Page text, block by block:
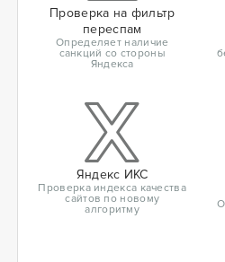
Проверка на фильтр
переспам
Определяет наличие
санкций со стороны
Яндекса
Яндекс ИКС
Проверка индекса качества
сайтов по новому
алгоритму